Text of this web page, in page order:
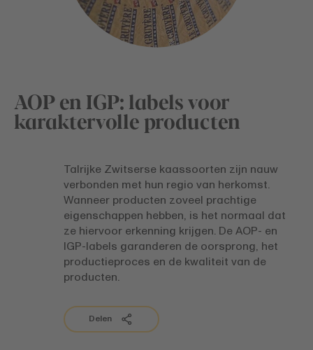
AOP en IGP: labels voor
karaktervolle producten
Talrijke Zwitserse kaassoorten zijn nauw
verbonden met hun regio van herkomst.
Wanneer producten zoveel prachtige
eigenschappen hebben, is het normaal dat
ze hiervoor erkenning krijgen. De AOP- en
IGP-labels garanderen de oorsprong, het
productieproces en de kwaliteit van de
producten.
Delen